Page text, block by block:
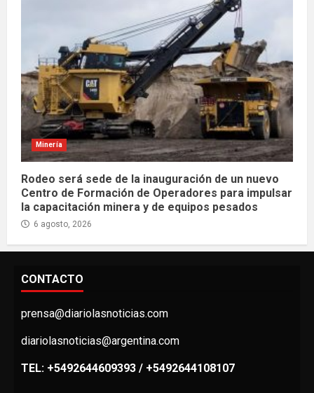
Minería
Rodeo será sede de la inauguración de un nuevo
Centro de Formación de Operadores para impulsar
la capacitación minera y de equipos pesados
6 agosto, 2026
CONTACTO
prensa@diariolasnoticias.com
diariolasnoticias@argentina.com
TEL: +5492644609393 / +5492644108107